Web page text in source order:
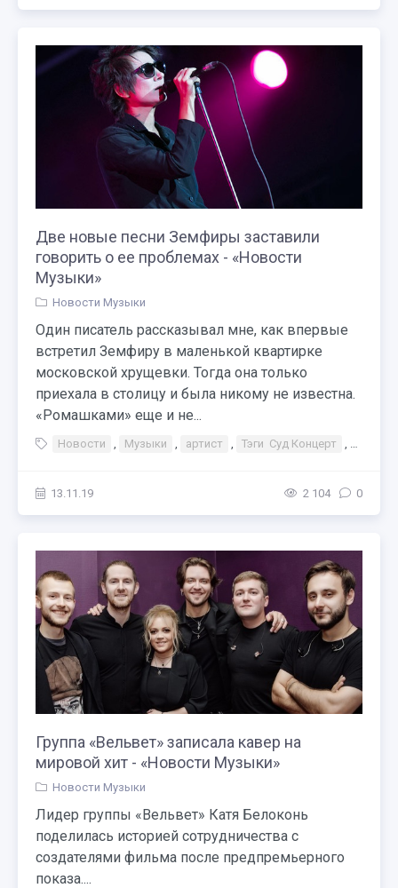
Две новые песни Земфиры заставили
говорить о ее проблемах - «Новости
Музыки»
Новости Музыки
Один писатель рассказывал мне, как впервые
встретил Земфиру в маленькой квартирке
московской хрущевки. Тогда она только
приехала в столицу и была никому не известна.
«Ромашками» еще и не...
Новости , Музыки , артист , Тэги Суд Концерт , Театр
13.11.19 2 104 0
Группа «Вельвет» записала кавер на
мировой хит - «Новости Музыки»
Новости Музыки
Лидер группы «Вельвет» Катя Белоконь
поделилась историей сотрудничества с
создателями фильма после предпремьерного
показа....